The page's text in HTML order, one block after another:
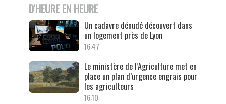
D'HEURE EN HEURE
Un cadavre dénudé découvert dans
un logement près de Lyon
16:47
Le ministère de l’Agriculture met en
place un plan d’urgence engrais pour
les agriculteurs
16:10